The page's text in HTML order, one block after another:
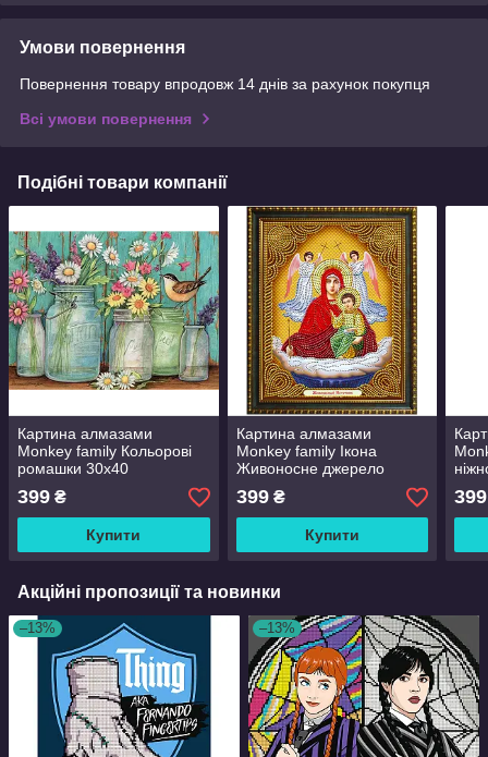
Умови повернення
Повернення товару впродовж 14 днів за рахунок покупця
Всі умови повернення
Подібні товари компанії
Картина алмазами
Monkey family Кольорові
ромашки 30x40
(карт-000047)
399 ₴
Купити
Картина алмазами
Monkey family Ікона
Живоносне джерело
40x30 (карт-006040)
399₴
Купити
399
Акційні пропозиції та новинки
–13% –13%